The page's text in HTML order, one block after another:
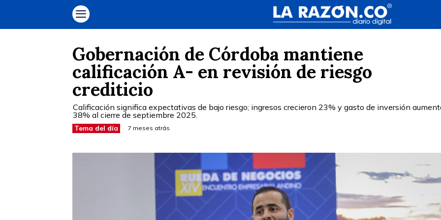
Gobernación de Córdoba mantiene
calificación A- en revisión de riesgo
crediticio
Calificación significa expectativas de bajo riesgo; ingresos crecieron 23% y gasto de inversión
38% al cierre de septiembre 2025.
Tema del día 7 meses atrás